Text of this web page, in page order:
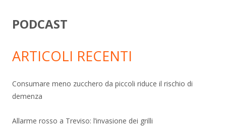
PODCAST
ARTICOLI RECENTI
Consumare meno zucchero da piccoli riduce il rischio di
demenza
Allarme rosso a Treviso: l’invasione dei grilli